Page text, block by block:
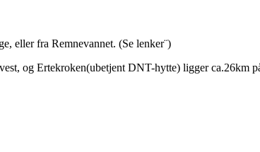
eller fra Remnevannet. (Se lenker¨)
og Ertekroken(ubetjent DNT-hytte) ligger ca.26km